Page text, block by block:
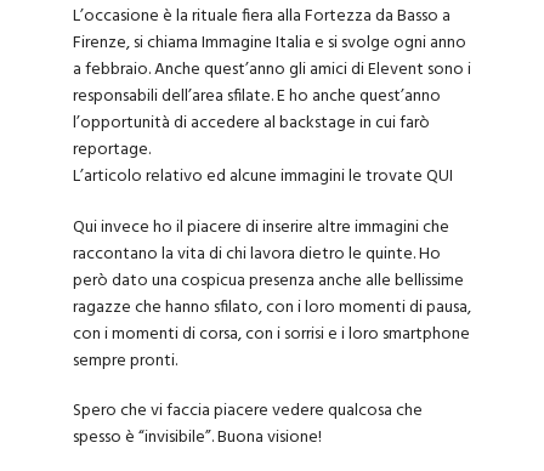
L’occasione è la rituale fiera alla Fortezza da Basso a
Firenze, si chiama Immagine Italia e si svolge ogni anno
a febbraio. Anche quest’anno gli amici di Elevent sono i
responsabili dell’area sfilate. E ho anche quest’anno
l’opportunità di accedere al backstage in cui farò
reportage.
L’articolo relativo ed alcune immagini le trovateQUI
Qui invece ho il piacere di inserire altre immagini che
raccontano la vita di chi lavora dietro le quinte. Ho
però dato una cospicua presenza anche alle bellissime
ragazze che hanno sfilato, con i loro momenti di pausa,
con i momenti di corsa, con i sorrisi e i loro smartphone
sempre pronti.
Spero che vi faccia piacere vedere qualcosa che
spesso è “invisibile”. Buona visione!